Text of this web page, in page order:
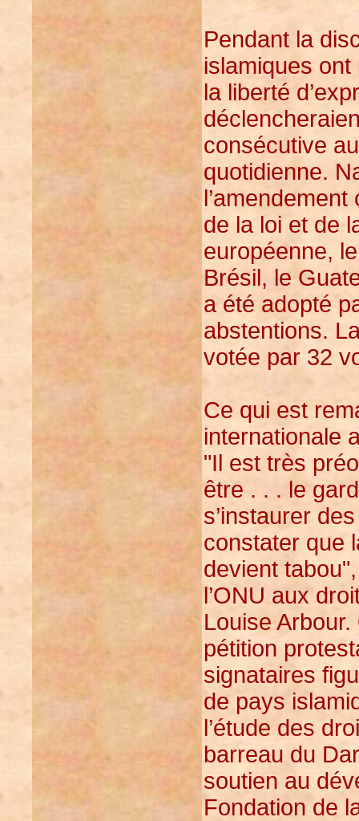
Pendant la
islamiques ont
la liberté
consécutive
quotidienne.
de la loi et de
européenne,
Brésil, le
a été adopté
abstentions.
votée par 32
Ce qui est
internationale
"Il est très
être . . . le
s’instaurer
constater que
devient
l’ONU aux
Louise
pétition
signataires
de pays
l’étude des
barreau du
soutien au
Fondation de